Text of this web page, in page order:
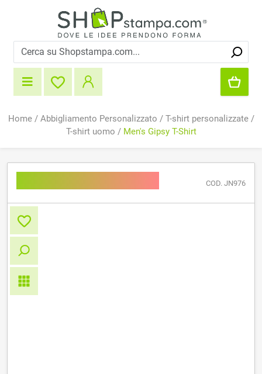
Home/ Abbigliamento Personalizzato / T-shirt personalizzate/
T-shirt uomo / Men's Gipsy T-Shirt
COD. JN976